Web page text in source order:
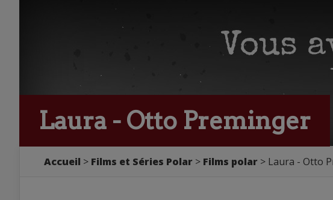
Laura - Otto Preminger
Accueil Films et Séries Polar Films polar Laura - Otto